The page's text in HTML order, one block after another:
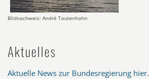
Bildnachweis: André Tautenhahn
Aktuelles
Aktuelle News zur Bundesregierung hier.